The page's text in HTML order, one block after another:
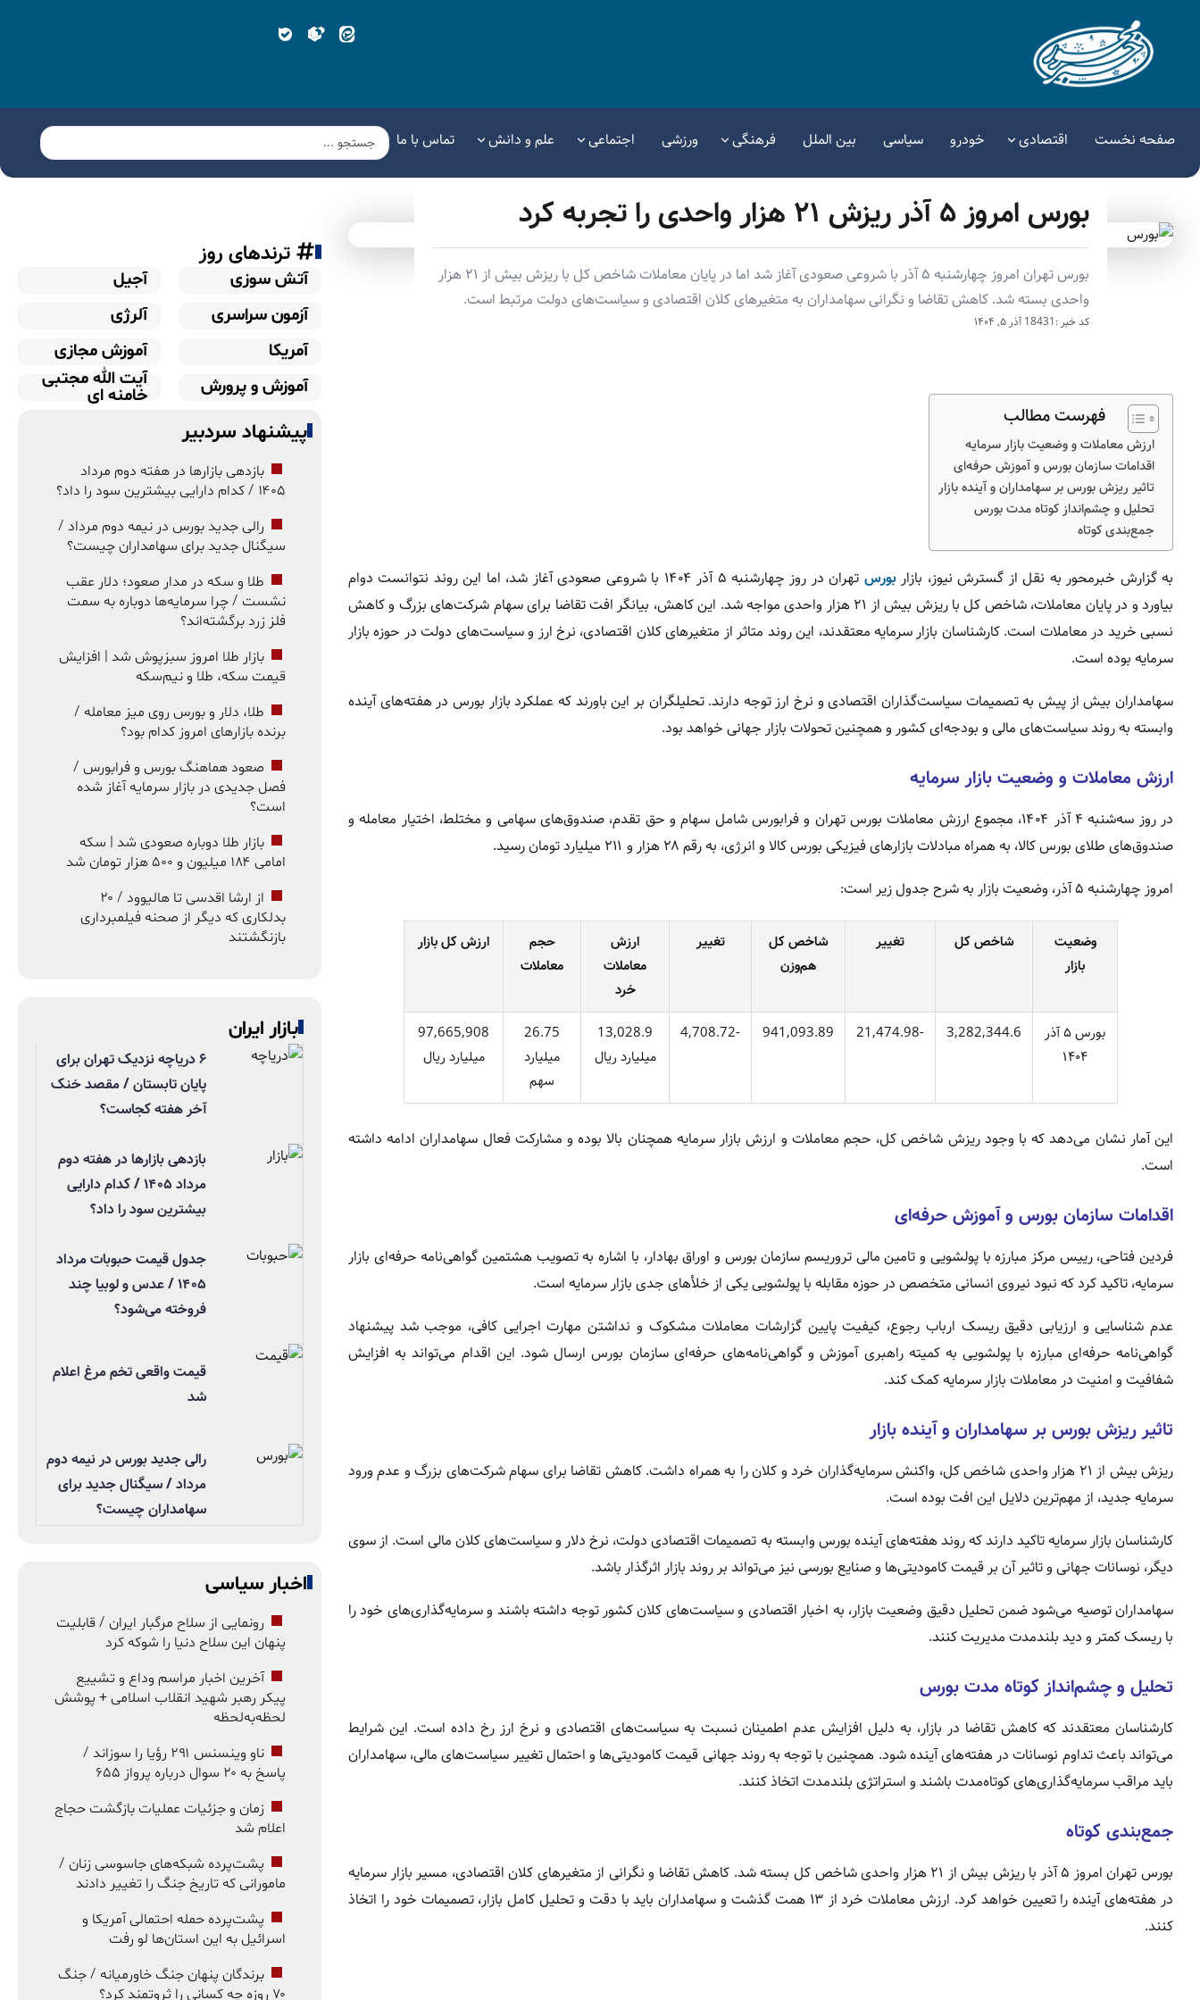
صفحه نخست اقتصادی خودرو سیاسی بین الملل فرهنگی ورزشی اجتماعی علم و دانش تماس با ما
بورس امروز ۵ آذر ریزش ۲۱ هزار واحدی را تجربه کرد
بورس تهران امروز چهارشنبه ۵ آذر با شروعی صعودی آغاز شد اما در پایان معاملات شاخص کل با ریزش بیش از ۲۱ هزار
واحدی بسته شد. کاهش تقاضا و نگرانی سهامداران به متغیرهای کلان اقتصادی و سیاست‌های دولت مرتبط است.
کد خبر :18431 آذر ۵, ۱۴۰۴
فهرست مطالب
ارزش معاملات و وضعیت بازار سرمایه
اقدامات سازمان بورس و آموزش حرفه‌ای
تاثیر ریزش بورس بر سهامداران و آینده بازار
تحلیل و چشم‌انداز کوتاه مدت بورس
جمع‌بندی کوتاه
به گزارش خبرمحور به نقل از گسترش نیوز، بازاربورس
تهران در روز چهارشنبه ۵ آذر ۱۴۰۴ با شروعی صعودی آغاز شد، اما این روند نتوانست دوام
بیاورد و در پایان معاملات، شاخص کل با ریزش بیش از ۲۱ هزار واحدی مواجه شد. این کاهش، بیانگر افت تقاضا برای سهام شرکت‌های بزرگ و کاهش
نسبی خرید در معاملات است. کارشناسان بازار سرمایه معتقدند، این روند متاثر از متغیرهای کلان اقتصادی، نرخ ارز و سیاست‌های دولت در حوزه بازار
سرمایه بوده است.
سهامداران بیش از پیش به تصمیمات سیاست‌گذاران اقتصادی و نرخ ارز توجه دارند. تحلیلگران بر این باورند که عملکرد بازار بورس در هفته‌های آینده
وابسته به روند سیاست‌های مالی و بودجه‌ای کشور و همچنین تحولات بازار جهانی خواهد بود.
ارزش معاملات و وضعیت بازار سرمایه
در روز سه‌شنبه ۴ آذر ۱۴۰۴، مجموع ارزش معاملات بورس تهران و فرابورس شامل سهام و حق تقدم، صندوق‌های سهامی و مختلط، اختیار معامله و
صندوق‌های طلای بورس کالا، به همراه مبادلات بازارهای فیزیکی بورس کالا و انرژی، به رقم ۲۸ هزار و ۲۱۱ میلیارد تومان رسید.
امروز چهارشنبه ۵ آذر، وضعیت بازار به شرح جدول زیر است:
وضعیت
بازار
شاخص کل تغییر
شاخص کل
هم‌وزن
تغییر
ارزش
معاملات
خرد
حجم
معاملات
ارزش کل بازار
بورس ۵ آذر
۱۴۰۴
3,282,344.6
-21,474.98
941,093.89
-4,708.72
13,028.9
میلیارد ریال
26.75
میلیارد
سهم
97,665,908
میلیارد ریال
این آمار نشان می‌دهد که با وجود ریزش شاخص کل، حجم معاملات و ارزش بازار سرمایه همچنان بالا بوده و مشارکت فعال سهامداران ادامه داشته
است.
اقدامات سازمان بورس و آموزش حرفه‌ای
فردین فتاحی، رییس مرکز مبارزه با پولشویی و تامین مالی تروریسم سازمان بورس و اوراق بهادار، با اشاره به تصویب هشتمین گواهی‌نامه حرفه‌ای بازار
سرمایه، تاکید کرد که نبود نیروی انسانی متخصص در حوزه مقابله با پولشویی یکی از خلأهای جدی بازار سرمایه است.
عدم شناسایی و ارزیابی دقیق ریسک ارباب رجوع، کیفیت پایین گزارشات معاملات مشکوک و نداشتن مهارت اجرایی کافی، موجب شد پیشنهاد
گواهی‌نامه حرفه‌ای مبارزه با پولشویی به کمیته راهبری آموزش و گواهی‌نامه‌های حرفه‌ای سازمان بورس ارسال شود. این اقدام می‌تواند به افزایش
شفافیت و امنیت در معاملات بازار سرمایه کمک کند.
تاثیر ریزش بورس بر سهامداران و آینده بازار
ریزش بیش از ۲۱ هزار واحدی شاخص کل، واکنش سرمایه‌گذاران خرد و کلان را به همراه داشت. کاهش تقاضا برای سهام شرکت‌های بزرگ و عدم ورود
سرمایه جدید، از مهم‌ترین دلایل این افت بوده است.
کارشناسان بازار سرمایه تاکید دارند که روند هفته‌های آینده بورس وابسته به تصمیمات اقتصادی دولت، نرخ دلار و سیاست‌های کلان مالی است. از سوی
دیگر، نوسانات جهانی و تاثیر آن بر قیمت کامودیتی‌ها و صنایع بورسی نیز می‌تواند بر روند بازار اثرگذار باشد.
سهامداران توصیه می‌شود ضمن تحلیل دقیق وضعیت بازار، به اخبار اقتصادی و سیاست‌های کلان کشور توجه داشته باشند و سرمایه‌گذاری‌های خود را
با ریسک کمتر و دید بلندمدت مدیریت کنند.
تحلیل و چشم‌انداز کوتاه مدت بورس
کارشناسان معتقدند که کاهش تقاضا در بازار، به دلیل افزایش عدم اطمینان نسبت به سیاست‌های اقتصادی و نرخ ارز رخ داده است. این شرایط
می‌تواند باعث تداوم نوسانات در هفته‌های آینده شود. همچنین با توجه به روند جهانی قیمت کامودیتی‌ها و احتمال تغییر سیاست‌های مالی، سهامداران
باید مراقب سرمایه‌گذاری‌های کوتاه‌مدت باشند و استراتژی بلندمدت اتخاذ کنند.
جمع‌بندی کوتاه
بورس تهران امروز ۵ آذر با ریزش بیش از ۲۱ هزار واحدی شاخص کل بسته شد. کاهش تقاضا و نگرانی از متغیرهای کلان اقتصادی، مسیر بازار سرمایه
در هفته‌های آینده را تعیین خواهد کرد. ارزش معاملات خرد از ۱۳ همت گذشت و سهامداران باید با دقت و تحلیل کامل بازار، تصمیمات خود را اتخاذ
کنند.
ترندهای روز
آتش سوزی
آجیل
آزمون سراسری
آلرژی
آمریکا
آموزش مجازی
آموزش و پرورش
آیت الله مجتبی
خامنه ای
پیشنهاد سردبیر
بازدهی بازارها در هفته دوم مرداد
۱۴۰۵ / کدام دارایی بیشترین سود را داد؟
رالی جدید بورس در نیمه دوم مرداد /
سیگنال جدید برای سهامداران چیست؟
طلا و سکه در مدار صعود؛ دلار عقب
نشست / چرا سرمایه‌ها دوباره به سمت
فلز زرد برگشته‌اند؟
بازار طلا امروز سبزپوش شد | افزایش
قیمت سکه، طلا و نیم‌سکه
طلا، دلار و بورس روی میز معامله /
برنده بازارهای امروز کدام بود؟
صعود هماهنگ بورس و فرابورس /
فصل جدیدی در بازار سرمایه آغاز شده
است؟
بازار طلا دوباره صعودی شد | سکه
امامی ۱۸۴ میلیون و ۵۰۰ هزار تومان شد
از ارشا اقدسی تا هالیوود / ۲۰
بدلکاری که دیگر از صحنه فیلمبرداری
بازنگشتند
بازار ایران
۶ دریاچه نزدیک تهران برای
پایان تابستان / مقصد خنک
آخر هفته کجاست؟
بازدهی بازارها در هفته دوم
مرداد ۱۴۰۵ / کدام دارایی
بیشترین سود را داد؟
جدول قیمت حبوبات مرداد
۱۴۰۵ / عدس و لوبیا چند
فروخته می‌شود؟
قیمت واقعی تخم مرغ اعلام
شد
رالی جدید بورس در نیمه دوم
مرداد / سیگنال جدید برای
سهامداران چیست؟
اخبار سیاسی
رونمایی از سلاح مرگبار ایران / قابلیت
پنهان این سلاح دنیا را شوکه کرد
آخرین اخبار مراسم وداع و تشییع
پیکر رهبر شهید انقلاب اسلامی + پوشش
لحظه‌به‌لحظه
ناو وینسنس ۲۹۱ رؤیا را سوزاند /
پاسخ به ۲۰ سوال درباره پرواز ۶۵۵
زمان و جزئیات عملیات بازگشت حجاج
اعلام شد
پشت‌پرده شبکه‌های جاسوسی زنان /
مامورانی که تاریخ جنگ را تغییر دادند
پشت‌پرده حمله احتمالی آمریکا و
اسرائیل به این استان‌ها لو رفت
برندگان پنهان جنگ خاورمیانه / جنگ
۷۰ روزه چه کسانی را ثروتمند کرد؟